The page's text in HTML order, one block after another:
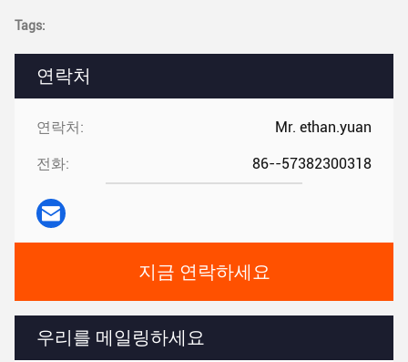
연락처
연락처: Mr. ethan.yuan
전화: 86--57382300318
지금 연락하세요
우리를 메일링하세요
Tags: